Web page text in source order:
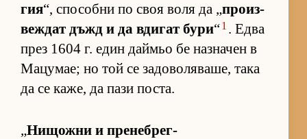
гия“, спо­собни по своя воля да „про­из­
веж­дат дъжд и да вди­гат бури“1 . Едва
през 1604 г. един дай­мьо бе наз­на­чен в
Ма­цу­мае; но той се за­до­во­ля­ва­ше, така
да се ка­же, да пази пос­та.
„Ни­щожни и пре­неб­рег­